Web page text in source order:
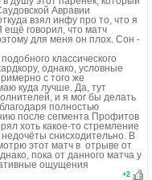
Авравии
взял инфу про то, что я
ещё говорил, что матч
для меня он плох. Сон -
классического
однако, условные
с того же
куда лучше. Да, тут
и я мог бы делать
полностью
после сегмента Профитов
хоть какое-то стремление
снисходительно. В
этот матч в отрыве от
пока от данного матча у
ощущения
+2